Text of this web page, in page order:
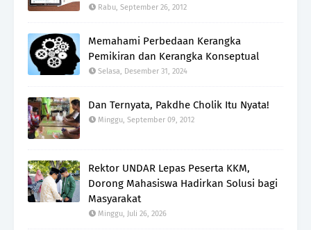
Rabu, September 26, 2012
Memahami Perbedaan Kerangka
Pemikiran dan Kerangka Konseptual
Selasa, Desember 31, 2024
Dan Ternyata, Pakdhe Cholik Itu Nyata!
Minggu, September 09, 2012
Rektor UNDAR Lepas Peserta KKM,
Dorong Mahasiswa Hadirkan Solusi bagi
Masyarakat
Minggu, Juli 26, 2026